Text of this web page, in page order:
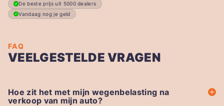
De beste prijs uit 5000 dealers
Vandaag nog je geld
FAQ
VEELGESTELDE VRAGEN
Hoe zit het met mijn wegenbelasting na
verkoop van mijn auto?